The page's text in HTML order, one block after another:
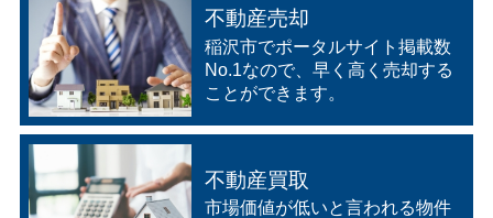
不動産売却
稲沢市でポータルサイト掲載数
No.1なので、早く高く売却する
ことができます。
不動産買取
市場価値が低いと⾔われる物件